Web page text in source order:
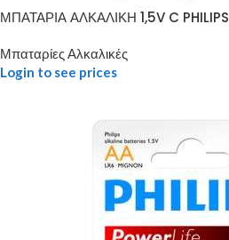
ΜΠΑΤΑΡΙΑ ΑΛΚΑΛΙΚΗ 1,5V C PHILIPS
Μπαταρίες Αλκαλικές
Login to see prices